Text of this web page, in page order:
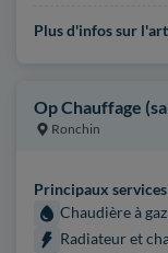
Plus d'infos sur
Op Chauffage
Ronchin
Principaux
Chaudière à
Radiateur et